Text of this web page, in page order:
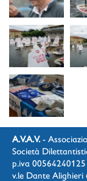
A.V.A.V. -
Società
p.iva
v.le Dante